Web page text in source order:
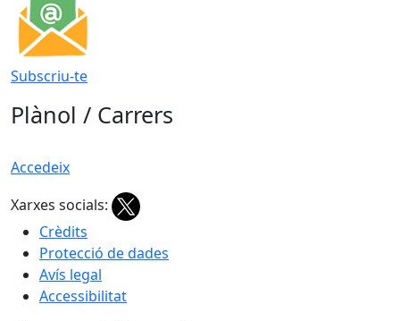
Subscriu-te
Plànol / Carrers
Accedeix
Xarxes socials:
Crèdits
Protecció de dades
Avís legal
Accessibilitat